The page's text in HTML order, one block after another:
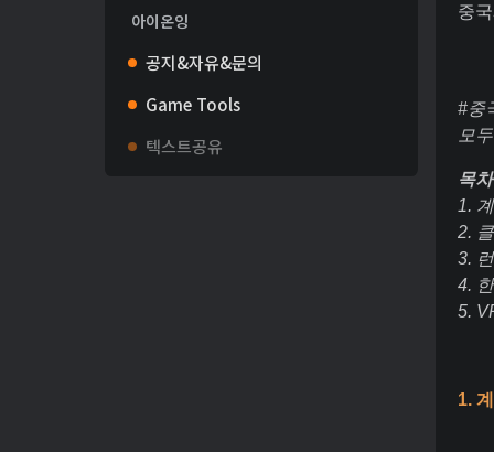
아이온잉
공지&자유&문의
Game Tools
텍스트공유
중
#중
모
목차
1.
2.
3.
4.
5.
1.